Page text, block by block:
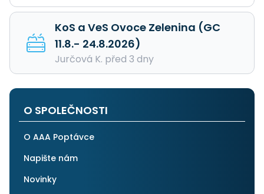
KoS a VeS Ovoce Zelenina (GC
11.8.- 24.8.2026)
Jurčová K. před 3 dny
O SPOLEČNOSTI
O AAA Poptávce
Napište nám
Novinky